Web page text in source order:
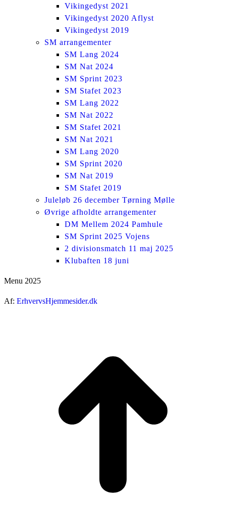
Vikingedyst 2021
Vikingedyst 2020 Aflyst
Vikingedyst 2019
SM arrangementer
SM Lang 2024
SM Nat 2024
SM Sprint 2023
SM Stafet 2023
SM Lang 2022
SM Nat 2022
SM Stafet 2021
SM Nat 2021
SM Lang 2020
SM Sprint 2020
SM Nat 2019
SM Stafet 2019
Juleløb 26 december Tørning Mølle
Øvrige afholdte arrangementer
DM Mellem 2024 Pamhule
SM Sprint 2025 Vojens
2 divisionsmatch 11 maj 2025
Klubaften 18 juni
Menu 2025
Af: ErhvervsHjemmesider.dk